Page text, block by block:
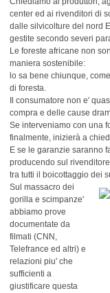
center ed ai rivenditori di
dalle silvicolture del nord
gestite secondo severi
Le foreste africane non
maniera sostenibile:
lo sa bene chiunque,
di foresta.
Il consumatore non e'
compra e delle cause
Se interveniamo con una
finalmente, inizierà a
E se le garanzie saranno
producendo sul
tra tutti il boicottaggio dei
Sul massacro dei
gorilla e scimpanze'
abbiamo prove
documentate da
filmati (CNN,
Telefrance ed altri) e
relazioni piu' che
sufficienti a
giustificare questa